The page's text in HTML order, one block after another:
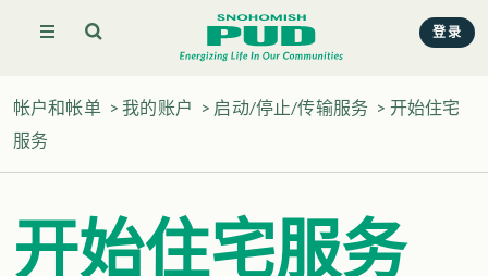
登录
帐户和帐单 >我的账户 > 启动/停止/传输服务 > 开始住宅
服务
开始住宅服务